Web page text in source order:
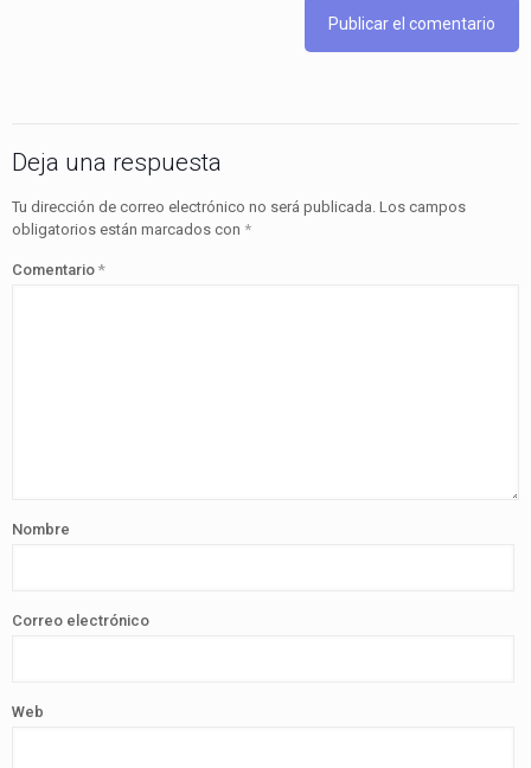
Deja una respuesta
Tu dirección de correo electrónico no será publicada. Los campos
obligatorios están marcados con *
Comentario *
Nombre
Correo electrónico
Web